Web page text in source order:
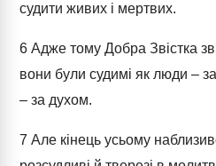
судити живих і мертвих.
6 Адже тому Добра Звістка
вони були судимі як люди –
– за духом.
7 Але кінець усьому